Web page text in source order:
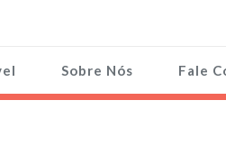
Sobre Nós Fale